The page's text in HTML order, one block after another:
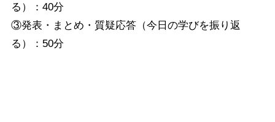
る）：40分
③発表・まとめ・質疑応答（今日の学びを振り返
る）：50分